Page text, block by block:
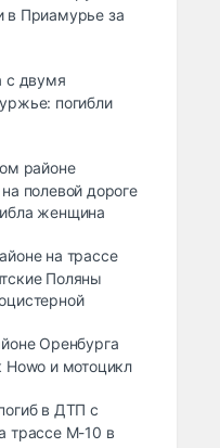
в Приамурье за
с двумя
погибли
районе
полевой дороге
женщина
на трассе
Поляны
Оренбурга
Howo и мотоцикл
в ДТП с
трассе М-10 в